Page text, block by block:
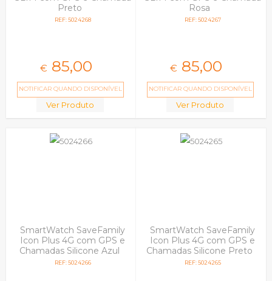
Preto
REF: 5024268
€ 85,00
NOTIFICAR QUANDO DISPONÍVEL
Ver Produto
Rosa
REF: 5024267
€ 85,00
NOTIFICAR QUANDO DISPONÍVEL
Ver Produto
SmartWatch SaveFamily
Icon Plus 4G com GPS e
Chamadas Silicone Azul
REF: 5024266
SmartWatch SaveFamily
Icon Plus 4G com GPS e
Chamadas Silicone Preto
REF: 5024265